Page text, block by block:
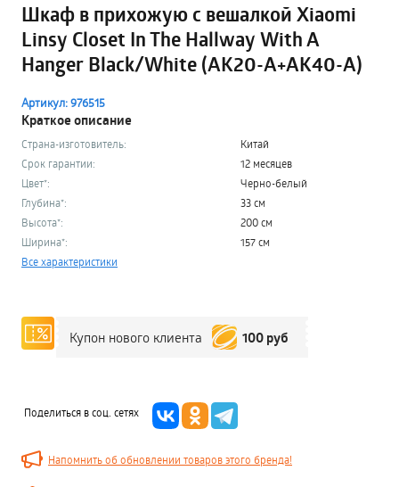
Шкаф в прихожую с вешалкой Xiaomi
Linsy Closet In The Hallway With A
Hanger Black/White (AK20-A+AK40-A)
Артикул: 976515
Краткое описание
Страна-изготовитель:
Китай
Срок гарантии:
12 месяцев
Цвет*:
Черно-белый
Глубина*:
33 см
Высота*:
200 см
Ширина*:
157 см
Все характеристики
Купон нового клиента 100 руб
Поделиться в соц. сетях
Напомнить об обновлении товаров этого бренда!